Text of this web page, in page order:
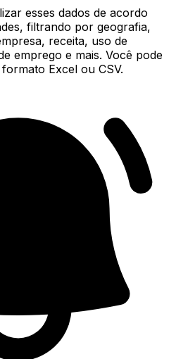
esses dados de acordo
filtrando por geografia,
receita, uso de
emprego e mais. Você pode
Excel ou CSV.